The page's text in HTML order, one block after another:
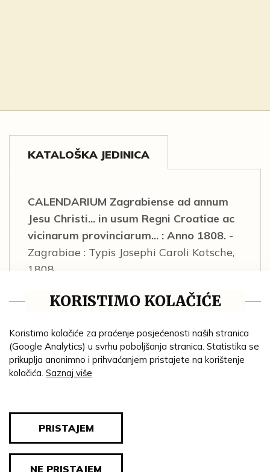
KATALOŠKA JEDINICA
CALENDARIUM Zagrabiense ad annum
Jesu Christi... in usum Regni Croatiae ac
vicinarum provinciarum... : Anno 1808. -
Zagrabiae : Typis Josephi Caroli Kotsche,
1808.
II/10219
zabilješke i komentari.
Bibl. Valpovački vlastelini Prandau-
Normann : katalog izložbe, 2018.
KORISTIMO KOLAČIĆE
Koristimo kolačiće za praćenje posjećenosti naših stranica
(Google Analytics) u svrhu poboljšanja stranica. Statistika se
prikuplja anonimno i prihvaćanjem pristajete na korištenje
kolačića. Saznaj više
PRISTAJEM
NE PRISTAJEM